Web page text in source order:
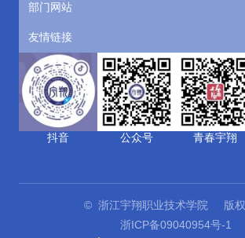
部门网站
友情链接
抖音 公众号 青春宇翔
© 浙江宇翔职业技术学院 版
浙ICP备09040954号-1